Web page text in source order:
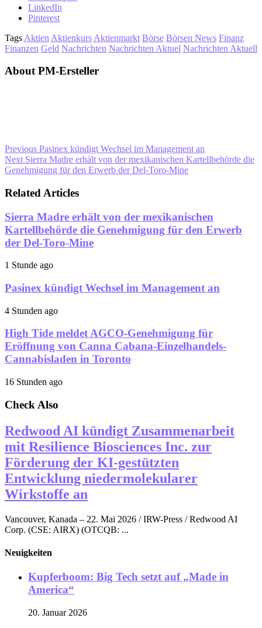
LinkedIn
Pinterest
Tags Aktien Aktienkurs Aktienmarkt Börse Börsen News Finanz
Finanzen Geld Nachrichten Nachrichten Aktuel Nachrichten Aktuell
About PM-Ersteller
Previous Pasinex kündigt Wechsel im Management an
Next Sierra Madre erhält von der mexikanischen Kartellbehörde die
Genehmigung für den Erwerb der Del-Toro-Mine
Related Articles
Sierra Madre erhält von der mexikanischen
Kartellbehörde die Genehmigung für den Erwerb
der Del-Toro-Mine
1 Stunde ago
Pasinex kündigt Wechsel im Management an
4 Stunden ago
High Tide meldet AGCO-Genehmigung für
Eröffnung von Canna Cabana-Einzelhandels-
Cannabisladen in Toronto
16 Stunden ago
Check Also
Redwood AI kündigt Zusammenarbeit
mit Resilience Biosciences Inc. zur
Förderung der KI-gestützten
Entwicklung niedermolekularer
Wirkstoffe an
Vancouver, Kanada – 22. Mai 2026 / IRW-Press / Redwood AI
Corp. (CSE: AIRX) (OTCQB: ...
Neuigkeiten
Kupferboom: Big Tech setzt auf „Made in
America“
20. Januar 2026